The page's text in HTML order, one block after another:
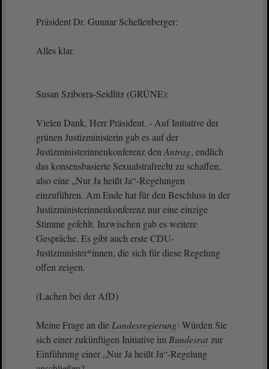
Präsident Dr. Gunnar Schellenberger:
Alles klar.
Susan Sziborra-Seidlitz (GRÜNE):
Vielen Dank, Herr Präsident. - Auf Initiative der
grünen Justizministerin gab es auf der
Justizministerinnenkonferenz den Antrag, endlich
das konsensbasierte Sexualstrafrecht zu schaffen,
also eine „Nur Ja heißt Ja“-Regelungen
einzuführen. Am Ende hat für den Beschluss in der
Justizministerinnenkonferenz nur eine einzige
Stimme gefehlt. Inzwischen gab es weitere
Gespräche. Es gibt auch erste CDU-
Justizminister*innen, die sich für diese Regelung
offen zeigen.
(Lachen bei der AfD)
Meine Frage an die Landesregierung: Würden Sie
sich einer zukünftigen Initiative im Bundesrat zur
Einführung einer „Nur Ja heißt Ja“-Regelung